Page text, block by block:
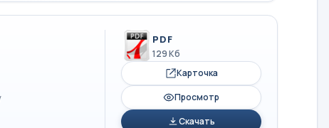
PDF
129 Кб
Карточка
Просмотр
Скачать